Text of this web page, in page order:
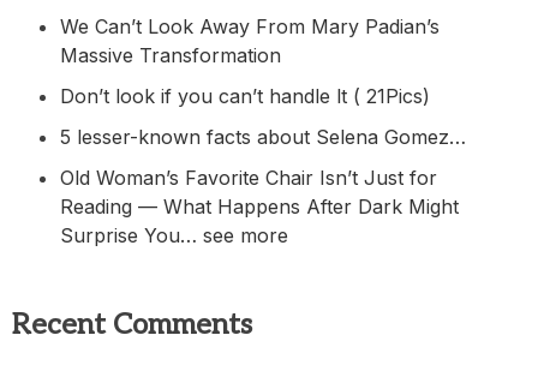
We Can’t Look Away From Mary Padian’s
Massive Transformation
Don’t look if you can’t handle lt ( 21Pics)
5 lesser-known facts about Selena Gomez…
Old Woman’s Favorite Chair Isn’t Just for
Reading — What Happens After Dark Might
Surprise You… see more
Recent Comments